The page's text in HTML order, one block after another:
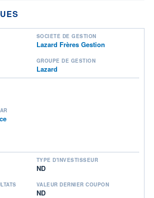
SOCIÉTÉ DE GESTION
Lazard Frères Gestion
GROUPE DE GESTION
Lazard
TYPE D'INVESTISSEUR
ND
VALEUR DERNIER COUPON
ND